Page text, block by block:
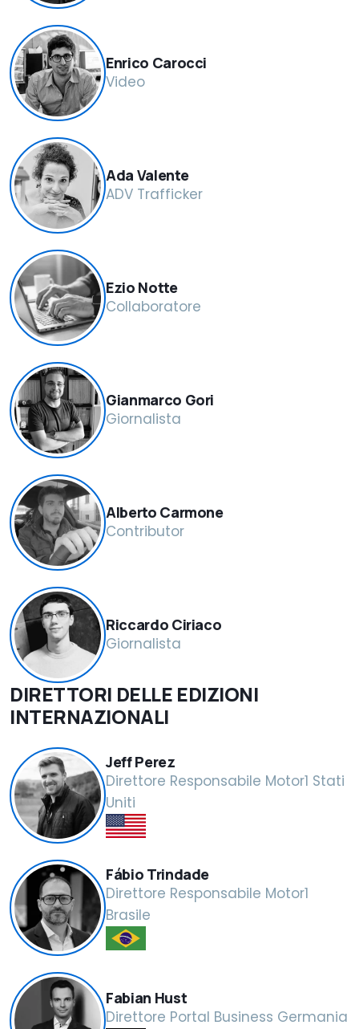
Enrico Carocci
Video
Ada Valente
ADV Trafficker
Ezio Notte
Collaboratore
Gianmarco Gori
Giornalista
Alberto Carmone
Contributor
Riccardo Ciriaco
Giornalista
DIRETTORI DELLE EDIZIONI
INTERNAZIONALI
Jeff Perez
Direttore Responsabile Motor1 Stati
Uniti
Fábio Trindade
Direttore Responsabile Motor1
Brasile
Fabian Hust
Direttore Portal Business Germania